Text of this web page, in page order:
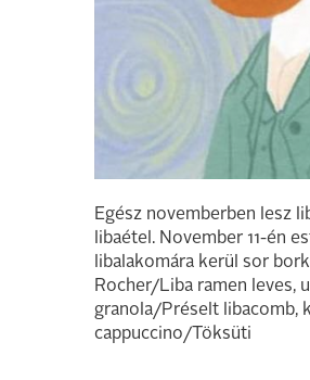
Egész novemberben lesz
libaétel. November 11-én
libalakomára kerül sor
Rocher/Liba ramen leves,
granola/Préselt libacomb,
cappuccino/Töksüti